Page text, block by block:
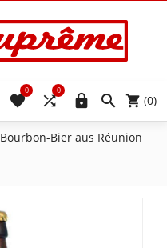
 (0)


0

0
Bourbon-Bier aus Réunion